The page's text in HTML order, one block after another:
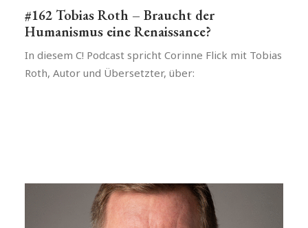
#162 Tobias Roth – Braucht der
Humanismus eine Renaissance?
In diesem C! Podcast spricht Corinne Flick mit Tobias
Roth, Autor und Übersetzter, über: